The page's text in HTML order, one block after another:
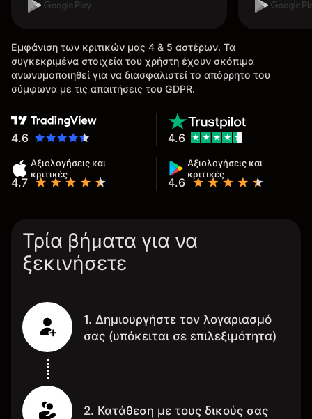
Εμφάνιση των κριτικών μας 4 & 5 αστέρων. Τα
συγκεκριμένα στοιχεία του χρήστη έχουν σκόπιμα
ανωνυμοποιηθεί για να διασφαλιστεί το απόρρητο του
σύμφωνα με τις απαιτήσεις του GDPR.
4.6
Αξιολογήσεις και
κριτικές
4.7
Αξιολογήσεις και
κριτικές
4.6
4.6
Τρία βήματα για να
ξεκινήσετε
1. Δημιουργήστε τον λογαριασμό
σας (υπόκειται σε επιλεξιμότητα)
2. Κατάθεση με τους δικούς σας